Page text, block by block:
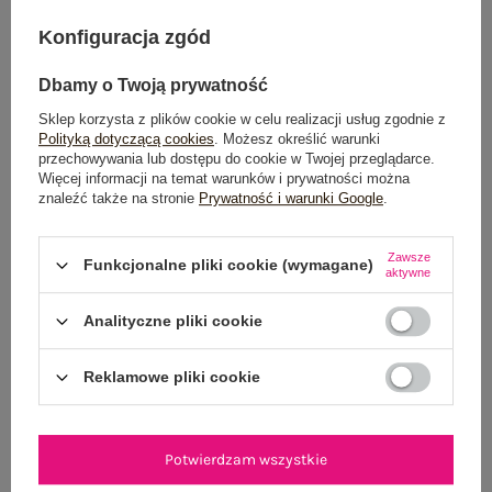
Do darmowej dostawy brakuje
Wysyłka wponiedziałek
100 dni na zwrot
OPIS PRODUKTU
Konfiguracja zgód
Dbamy o Twoją prywatność
Sklep korzysta z plików cookie w celu realizacji usług zgodnie z
Polityką dotyczącą cookies. Możesz określić warunki
przechowywania lub dostępu do cookie w Twojej przeglądarce.
Więcej informacji na temat warunków i prywatności można
znaleźć także na stronie Prywatność i warunki Google.
Funkcjonalne pliki cookie (wymagane)
Zawsze
aktywne
Analityczne pliki cookie
Reklamowe pliki cookie
Potwierdzam wszystkie